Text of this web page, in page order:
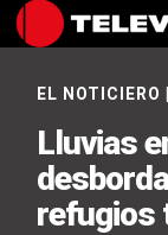
EL NOTICIERO
Lluvias
refugios